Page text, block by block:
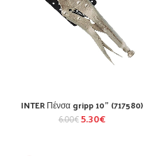
INTER Πένσα gripp 10” (717580)
6.00€5.30€